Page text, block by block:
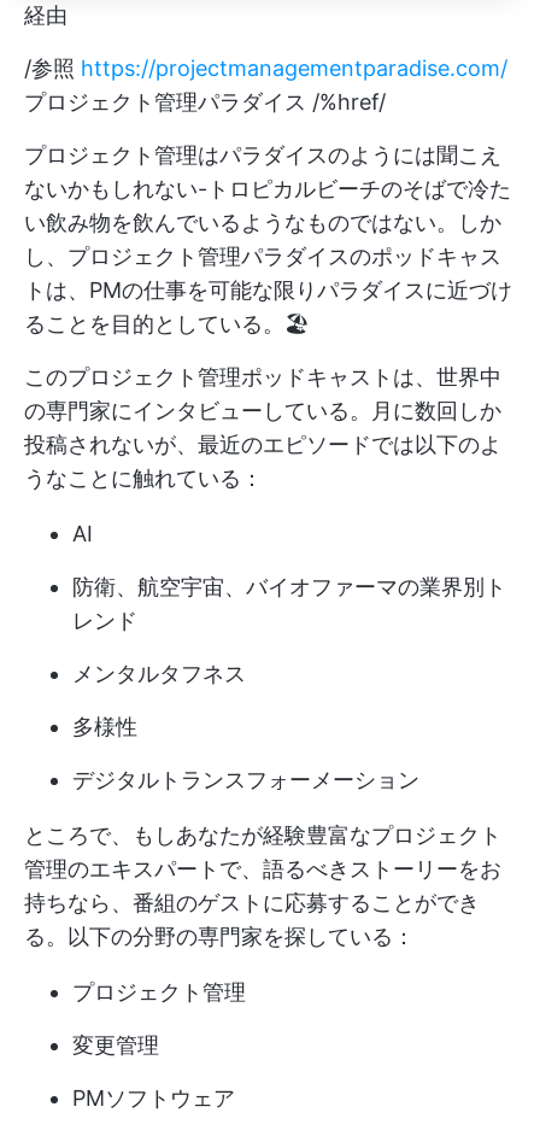
経由
/参照 https://projectmanagementparadise.com/
プロジェクト管理パラダイス /%href/
プロジェクト管理はパラダイスのようには聞こえ
ないかもしれない-トロピカルビーチのそばで冷た
い飲み物を飲んでいるようなものではない。しか
し、プロジェクト管理パラダイスのポッドキャス
トは、PMの仕事を可能な限りパラダイスに近づけ
ることを目的としている。🏖️
このプロジェクト管理ポッドキャストは、世界中
の専門家にインタビューしている。月に数回しか
投稿されないが、最近のエピソードでは以下のよ
うなことに触れている：
AI
防衛、航空宇宙、バイオファーマの業界別ト
レンド
メンタルタフネス
多様性
デジタルトランスフォーメーション
ところで、もしあなたが経験豊富なプロジェクト
管理のエキスパートで、語るべきストーリーをお
持ちなら、番組のゲストに応募することができ
る。以下の分野の専門家を探している：
プロジェクト管理
変更管理
PMソフトウェア